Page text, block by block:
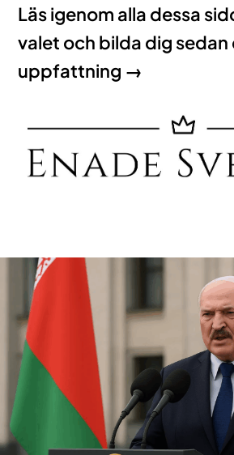
Läs igenom alla dessa
valet och bilda dig sedan
uppfattning →